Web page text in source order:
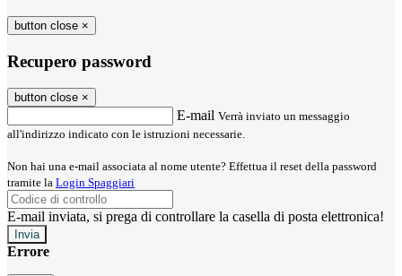
button close ×
Recupero password
button close ×
E-mail Verrà inviato un messaggio
all'indirizzo indicato con le istruzioni necessarie.
Non hai una e-mail associata al nome utente? Effettua il reset della password
tramite la Login Spaggiari
E-mail inviata, si prega di controllare la casella di posta elettronica!
Errore